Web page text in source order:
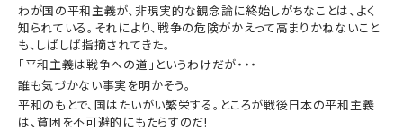
わが国の平和主義が、非現実的な観念論に終始しがちなことは、よく
知られている。それにより、戦争の危険がかえって高まりかねないこと
も、しばしば指摘されてきた。
「平和主義は戦争への道」というわけだが・・・
誰も気づかない事実を明かそう。
平和のもとで、国はたいがい繁栄する。ところが戦後日本の平和主義
は、貧困を不可避的にもたらすのだ!